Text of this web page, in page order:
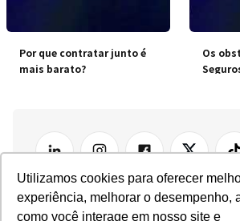
Utilizamos cookies para oferecer
experiência, melhorar o desempenho,
como você interage em nosso site e
Por que contratar junto é
mais barato?
Os